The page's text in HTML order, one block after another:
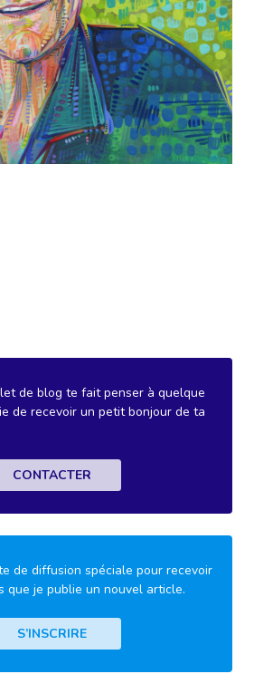
de blog te fait penser à quelque
de recevoir un petit bonjour de ta
CONTACTER
de diffusion spéciale pour recevoir
que je publie un nouvel article.
S’INSCRIRE